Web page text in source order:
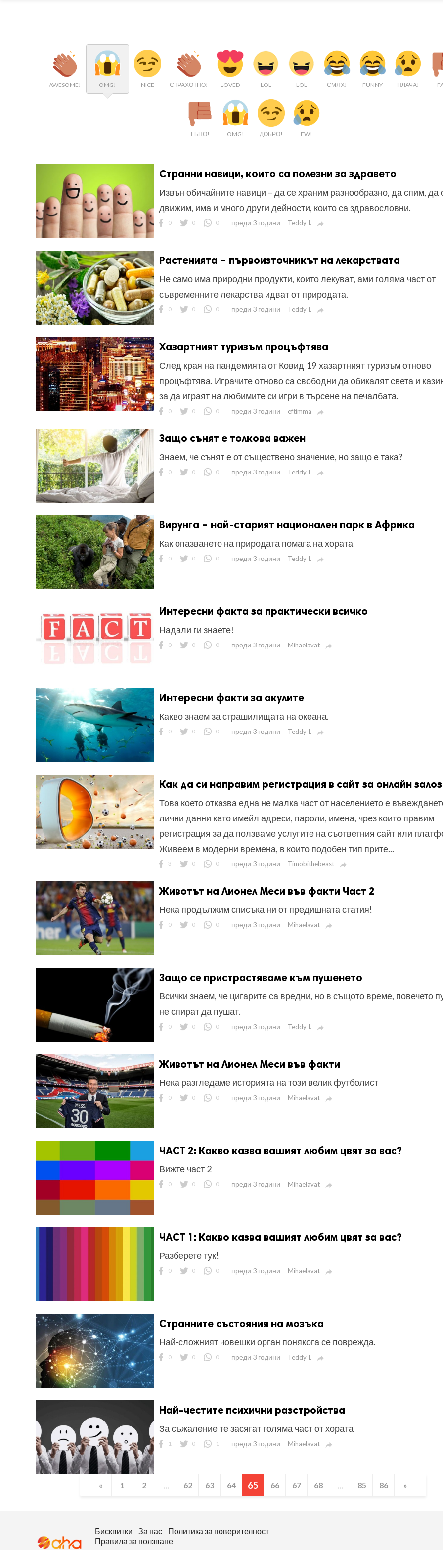
AWESOME! OMG! NICE СТРАХОТНО! LOVED LOL LOL СМЯХ! FUNNY ПЛАЧА!
ТЪПО! OMG! ДОБРО! EW!
Странни навици, които са полезни за здравето
Извън обичайните навици – да се храним разнообразно, да спим, да
движим, има и много други дейности, които са здравословни.
0 0 0 преди 3 години Teddy I. 
Растенията – първоизточникът на лекарствата
Не само има природни продукти, които лекуват, ами голяма част от
съвременните лекарства идват от природата.
0 0 0 преди 3 години Teddy I. 
Хазартният туризъм процъфтява
След края на пандемията от Ковид 19 хазартният туризъм отново
процъфтява. Играчите отново са свободни да обикалят света и
за да играят на любимите си игри в търсене на печалбата.
0 0 0 преди 3 години eftimma 
Защо сънят е толкова важен
Знаем, че сънят е от съществено значение, но защо е така?
0 0 0 преди 3 години Teddy I. 
Вирунга – най-старият национален парк в Африка
Как опазването на природата помага на хората.
0 0 0 преди 3 години Teddy I. 
Интересни факта за практически всичко
Надали ги знаете!
0 0 0 преди 3 години Mihaelavat 
Интересни факти за акулите
Какво знаем за страшилищата на океана.
0 0 0 преди 3 години Teddy I. 
Как да си направим регистрация в сайт за онлайн
Това което отказва една не малка част от населението е
лични данни като имейл адреси, пароли, имена, чрез които правим
регистрация за да ползваме услугите на съответния сайт или
Живеем в модерни времена, в които подобен тип прите...
3 0 0 преди 3 години Timobithebeast 
Животът на Лионел Меси във факти Част 2
Нека продължим списъка ни от предишната статия!
0 0 0 преди 3 години Mihaelavat 
Защо се пристрастяваме към пушенето
Всички знаем, че цигарите са вредни, но в същото време, повечето
не спират да пушат.
0 0 0 преди 3 години Teddy I. 
Животът на Лионел Меси във факти
Нека разгледаме историята на този велик футболист
0 0 0 преди 3 години Mihaelavat 
ЧАСТ 2: Какво казва вашият любим цвят за вас?
Вижте част 2
0 0 0 преди 3 години Mihaelavat 
ЧAСТ 1: Какво казва вашият любим цвят за вас?
Разберете тук!
0 0 0 преди 3 години Mihaelavat 
Странните състояния на мозъка
Най-сложният човешки орган понякога се поврежда.
0 0 0 преди 3 години Teddy I. 
Най-честите психични разстройства
За съжаление те засягат голяма част от хората
1 0 1 преди 3 години Mihaelavat 
« 1 2 ... 62 63 64 65 66 67 68 ... 85 86 »
Бисквитки За нас
Политика за поверителност
Правила за ползване